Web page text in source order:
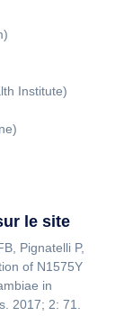
Institute)
le site
Pignatelli P,
of N1575Y
in
2017; 2: 71.